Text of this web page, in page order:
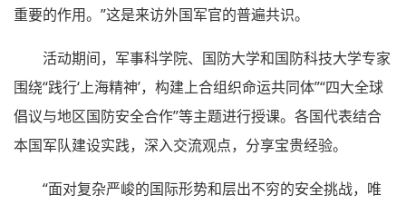
重要的作用。”这是来访外国军官的普遍共识。
活动期间，军事科学院、国防大学和国防科技大学专家
围绕“践行‘上海精神’，构建上合组织命运共同体”“四大全球
倡议与地区国防安全合作”等主题进行授课。各国代表结合
本国军队建设实践，深入交流观点，分享宝贵经验。
“面对复杂严峻的国际形势和层出不穷的安全挑战，唯